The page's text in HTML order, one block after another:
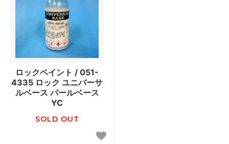
ロックペイント / 051-
4335 ロック ユニバーサ
ルベース パールベース
YC
SOLD OUT